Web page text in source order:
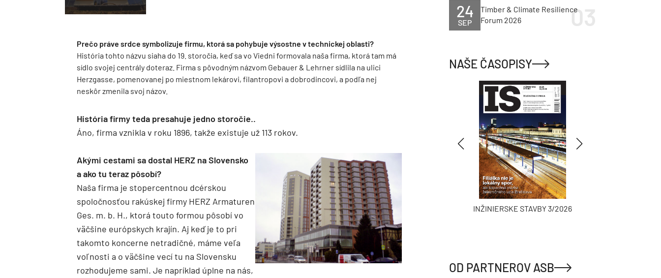
Prečo práve srdce symbolizuje firmu, ktorá sa pohybuje výsostne v technickej oblasti?
História tohto názvu siaha do 19. storočia, keď sa vo Viedni formovala naša firma, ktorá tam má
sídlo svojej centrály doteraz. Firma s pôvodným názvom Gebauer & Lehrner sídlila na ulici
Herzgasse, pomenovanej po miestnom lekárovi, filantropovi a dobrodincovi, a podľa nej
neskôr zmenila svoj názov.
História firmy teda presahuje jedno storočie..
Áno, firma vznikla v roku 1896, takže existuje už 113 rokov.
Akými cestami sa dostal HERZ na Slovensko
a ako tu teraz pôsobí?
Naša firma je stopercentnou dcérskou
spoločnosťou rakúskej firmy HERZ Armaturen
Ges. m. b. H., ktorá touto formou pôsobí vo
väčšine európskych krajín. Aj keď je to pri
takomto koncerne netradičné, máme veľa
voľnosti a o väčšine vecí tu na Slovensku
rozhodujeme sami. Je napríklad úplne na nás,
SEP
24
Timber & Climate Resilience
Forum 2026
NAŠE ČASOPISY
TZB HAUSTECHNIK 3/2026 INŽINIERSKE STAVBY 3/2026
OD PARTNEROV ASB